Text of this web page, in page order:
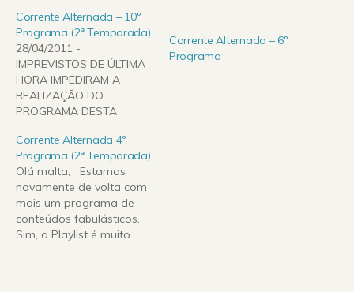
Corrente Alternada – 10º
Programa (2ª Temporada)
28/04/2011 -
IMPREVISTOS DE ÚLTIMA
HORA IMPEDIRAM A
REALIZAÇÃO DO
PROGRAMA DESTA
BREVEMENTE. Entretanto
ouçam e/ou re-ouçam o
último programa =)
GRANDE ABRAÇO A
TODOS! Olá gente! Aqui
vai o 20º Programa do
Corrente Alternada,
Corrente Alternada – 6º
Programa
Corrente Alternada 4º
Programa (2ª Temporada)
Olá malta, Estamos
novamente de volta com
mais um programa de
conteúdos fabulásticos.
Sim, a Playlist é muito